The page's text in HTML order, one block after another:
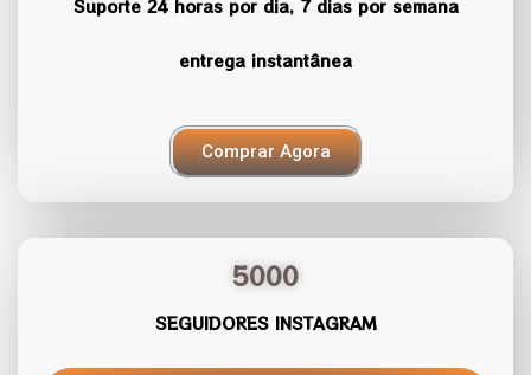
Suporte 24 horas por dia, 7 dias por semana
entrega instantânea
Comprar Agora
5000
SEGUIDORES INSTAGRAM